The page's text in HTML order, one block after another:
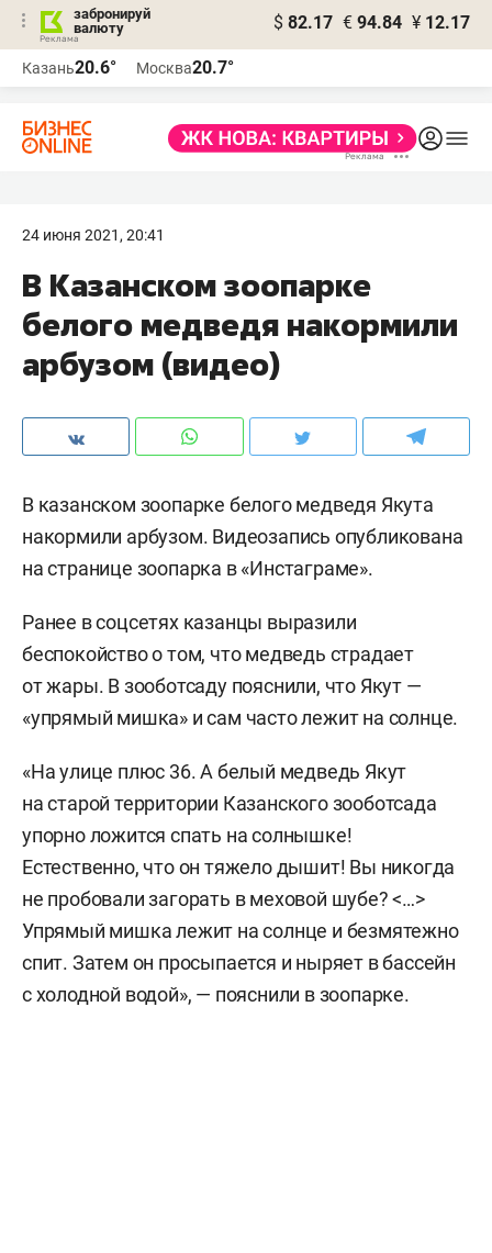
забронируй
валюту
$ 82.17 € 94.84 ¥ 12.17
Казань20.6° Москва20.7°
24 июня 2021, 20:41
В Казанском зоопарке
белого медведя накормили
арбузом (видео)
В казанском зоопарке белого медведя Якута
накормили арбузом. Видеозапись опубликована
на странице зоопарка в «Инстаграме».
Ранее в соцсетях казанцы выразили
беспокойство о том, что медведь страдает
от жары. В зооботсаду пояснили, что Якут —
«упрямый мишка» и сам часто лежит на солнце.
«На улице плюс 36. А белый медведь Якут
на старой территории Казанского зооботсада
упорно ложится спать на солнышке!
Естественно, что он тяжело дышит! Вы никогда
не пробовали загорать в меховой шубе? <…>
Упрямый мишка лежит на солнце и безмятежно
спит. Затем он просыпается и ныряет в бассейн
с холодной водой», — пояснили в зоопарке.